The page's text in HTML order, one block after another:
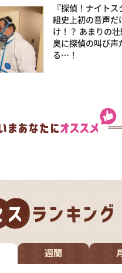
『探偵！ナイト
組史上初の音声だ
け！？ あまりの
臭に探偵の叫び声
る…！
週間